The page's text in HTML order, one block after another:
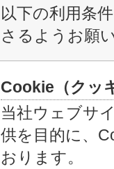
以下の利用条
さるようお願
Cookie（クッ
当社ウェブサ
供を目的に、
おります。